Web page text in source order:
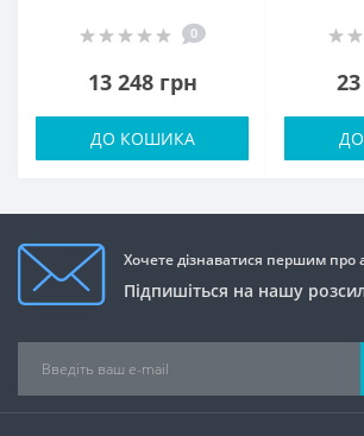
0
13 248 грн
ДО КОШИКА
Хочете дізнаватися першим про
Підпишіться на нашу